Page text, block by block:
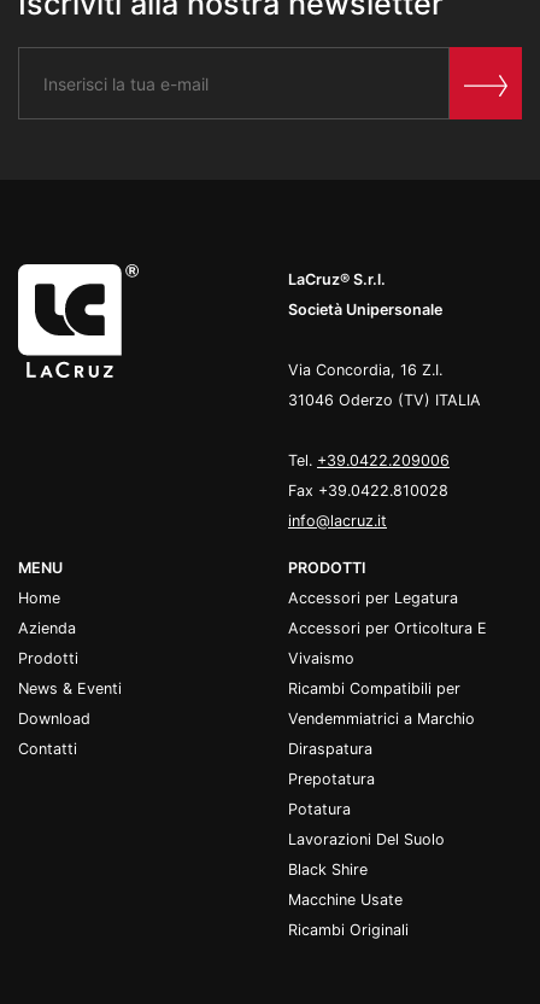
LaCruz® S.r.l.
Società Unipersonale
Via Concordia, 16 Z.I.
31046 Oderzo (TV) ITALIA
Tel. +39.0422.209006
Fax +39.0422.810028
info@lacruz.it
MENU
Home
Azienda
Prodotti
News & Eventi
Download
Contatti
PRODOTTI
Accessori per Legatura
Accessori per Orticoltura E
Vivaismo
Ricambi Compatibili per
Vendemmiatrici a Marchio
Diraspatura
Prepotatura
Potatura
Lavorazioni Del Suolo
Black Shire
Macchine Usate
Ricambi Originali